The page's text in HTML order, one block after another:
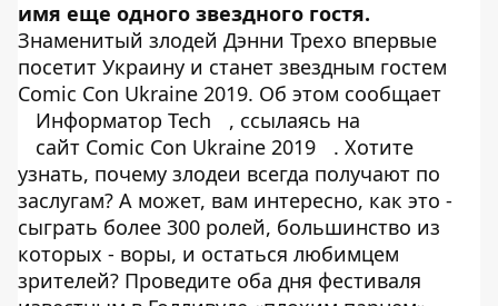
имя еще одного звездного гостя.
Знаменитый злодей Дэнни Трехо впервые
посетит Украину и станет звездным гостем
Comic Con Ukraine 2019. Об этом сообщает
Информатор Tech
, ссылаясь на
сайт Comic Con Ukraine 2019
. Хотите
узнать, почему злодеи всегда получают по
заслугам? А может, вам интересно, как это -
сыграть более 300 ролей, большинство из
которых - воры, и остаться любимцем
зрителей? Проведите оба дня фестиваля